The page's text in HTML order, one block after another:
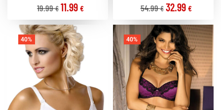
19.99€ 11.99 €
54.99€ 32.99 €
40% 40%